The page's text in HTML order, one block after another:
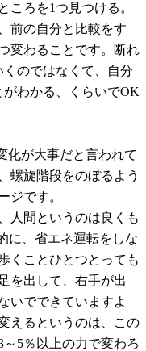
ころを1つ見つける。
前の自分と比較をす
変わることです。断れ
のではなくて、自分
わかる、くらいでOK
化が大事だと言われて
螺旋階段をのぼるよう
ジです。
人間というのは良くも
に、省エネ運転をしな
くことひとつとっても
を出して、右手が出
いでできていますよ
えるというのは、この
5％以上の力で変わろ